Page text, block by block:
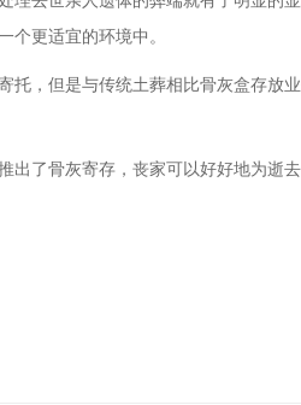
个更适宜的环境中。
托，但是与传统土葬相比骨灰盒存放
了骨灰寄存，丧家可以好好地为逝